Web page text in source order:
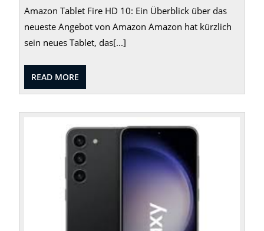
Amazon Tablet Fire HD 10: Ein Überblick über das
neueste Angebot von Amazon Amazon hat kürzlich
sein neues Tablet, das[...]
READ MORE
MORE